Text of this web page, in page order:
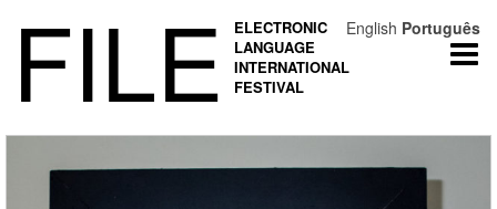
FILE
ELECTRONIC
LANGUAGE
INTERNATIONAL
FESTIVAL
English Português